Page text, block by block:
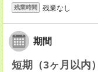
残業時間 残業なし
期間
短期（3ヶ月以内）